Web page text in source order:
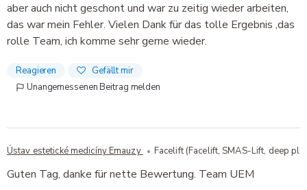
aber auch nicht geschont und war zu zeitig wieder arbeiten,
das war mein Fehler. Vielen Dank für das tolle Ergebnis ,das
rolle Team, ich komme sehr gerne wieder.
Reagieren
Gefällt mir
Unangemessenen Beitrag melden
Ústav estetické medicíny Emauzy Facelift (Facelift, SMAS-Lift, deep
Guten Tag, danke für nette Bewertung. Team UEM